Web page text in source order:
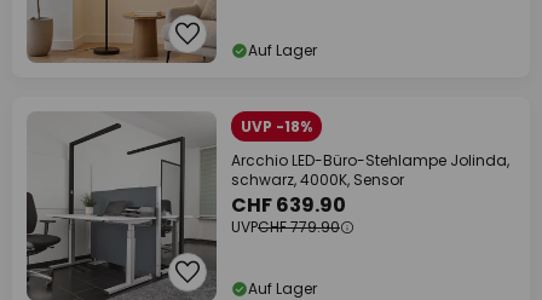
Auf Lager
UVP -18%
Arcchio LED-Büro-Stehlampe Jolinda,
schwarz, 4000K, Sensor
CHF 639.90
UVPCHF 779.90
Auf Lager